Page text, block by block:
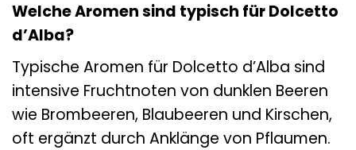
Welche Aromen sind typisch für Dolcetto
d’Alba?
Typische Aromen für Dolcetto d’Alba sind
intensive Fruchtnoten von dunklen Beeren
wie Brombeeren, Blaubeeren und Kirschen,
oft ergänzt durch Anklänge von Pflaumen.